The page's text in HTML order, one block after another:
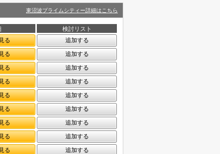
東沼波プライムシティー詳細はこちら
検討リスト
る
追加する
る
追加する
る
追加する
る
追加する
る
追加する
る
追加する
る
追加する
る
追加する
る
追加する